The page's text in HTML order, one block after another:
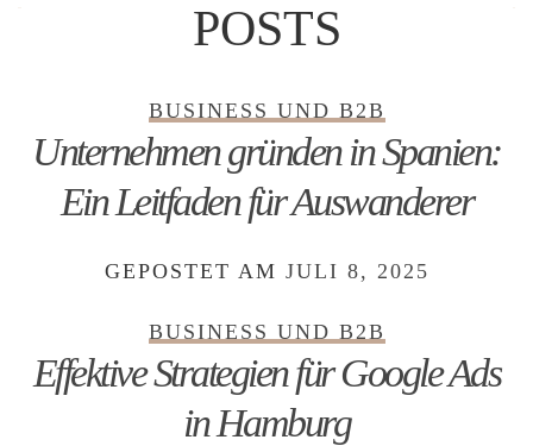
POSTS
BUSINESS UND B2B
Unternehmen gründen in Spanien:
Ein Leitfaden für Auswanderer
GEPOSTET AM JULI 8, 2025
BUSINESS UND B2B
Effektive Strategien für Google Ads
in Hamburg